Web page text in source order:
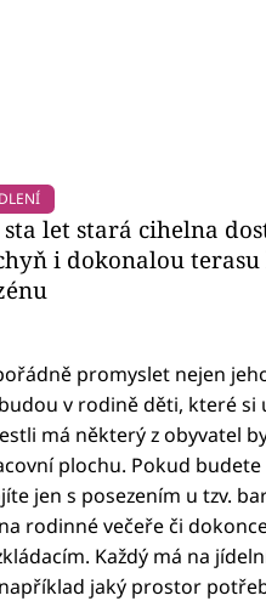
let stará cihelna
i dokonalou
promyslet nejen
v rodině děti, které si
má některý z obyvatel
plochu. Pokud
jen s posezením u tzv.
rodinné večeře či
Každý má na
jaký prostor